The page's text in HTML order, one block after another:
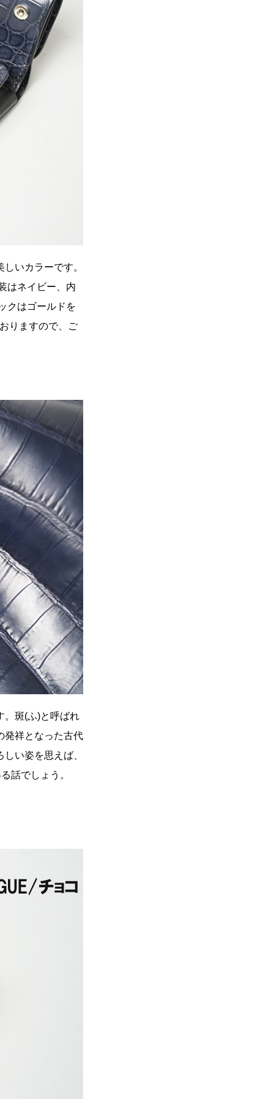
いカラーです。
はネイビー、内
クはゴールドを
りますので、ご
。斑(ふ)と呼ばれ
発祥となった古代
い姿を思えば、
話でしょう。